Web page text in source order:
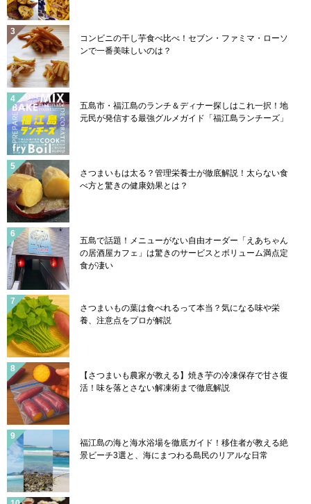
コンビニの干し芋食べ比べ！セブン・ファミマ・ローソ
ンで一番美味しいのは？
五島市・福江島のランチ＆ディナー探しはこれ一択！地
元民が発信する最強グルメガイド「福江島ランチーズ」
さつまいもは太る？管理栄養士が徹底解説！太らない食
べ方と驚きの健康効果とは？
五島で話題！メニューがない自由オーダー「えあちゃん
の居酒屋カフェ」は驚きのサービスとボリューム満点定
食が凄い
さつまいもの葉は食べれるって本当？気になる味や栄
養、注意点をプロが解説
【さつまいも農家が教える】焼き芋の冷凍保存で甘さ復
活！味を落とさない解凍術まで徹底解説
福江島の海と海水浴場を徹底ガイド！移住者が教える絶
景ビーチ3選と、海にまつわる島民のリアルな日常